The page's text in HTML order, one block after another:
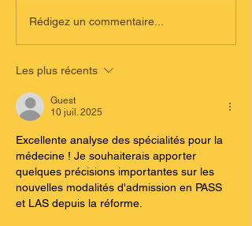
Comment rédigez son
Rédigez un commentaire...
Les plus récents
Guest
10 juil. 2025
Excellente analyse des spécialités pour la
médecine ! Je souhaiterais apporter
quelques précisions importantes sur les
nouvelles modalités d'admission en PASS
et LAS depuis la réforme.